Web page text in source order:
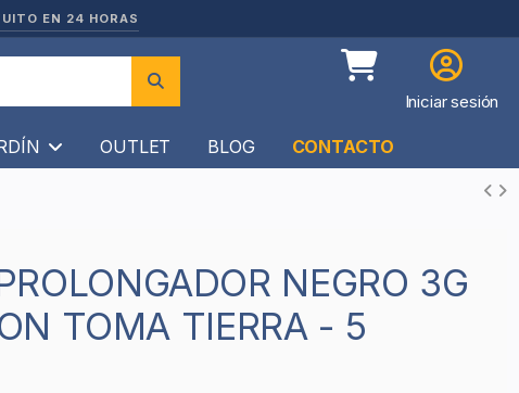
EN 24 HORAS
Iniciar sesión
OUTLET BLOG CONTACTO
TOMA TIERRA - 5